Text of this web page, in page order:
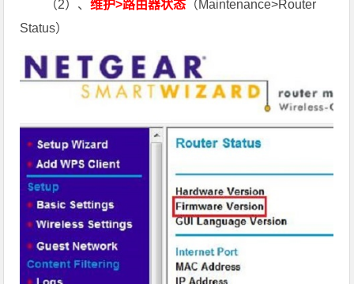
（2）、维护>路由器状态 （Maintenance>Router
Status）